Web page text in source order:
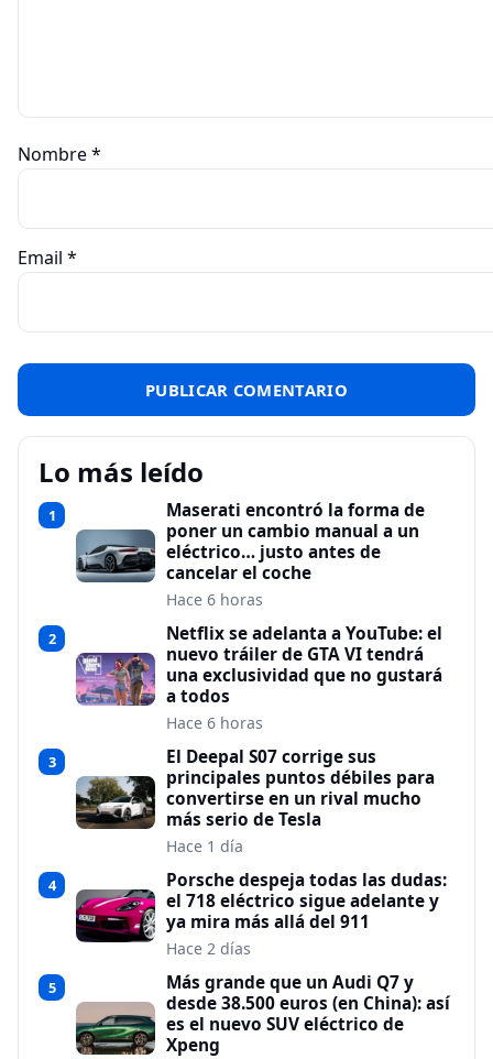
Nombre*
Email *
Lo más leído
1
Maserati encontró la forma de
poner un cambio manual a un
eléctrico… justo antes de
cancelar el coche
Hace 6 horas
2
Netflix se adelanta a YouTube: el
nuevo tráiler de GTA VI tendrá
una exclusividad que no gustará
a todos
Hace 6 horas
3
El Deepal S07 corrige sus
principales puntos débiles para
convertirse en un rival mucho
más serio de Tesla
Hace 1 día
4
Porsche despeja todas las dudas:
el 718 eléctrico sigue adelante y
ya mira más allá del 911
Hace 2 días
5
Más grande que un Audi Q7 y
desde 38.500 euros (en China): así
es el nuevo SUV eléctrico de
Xpeng